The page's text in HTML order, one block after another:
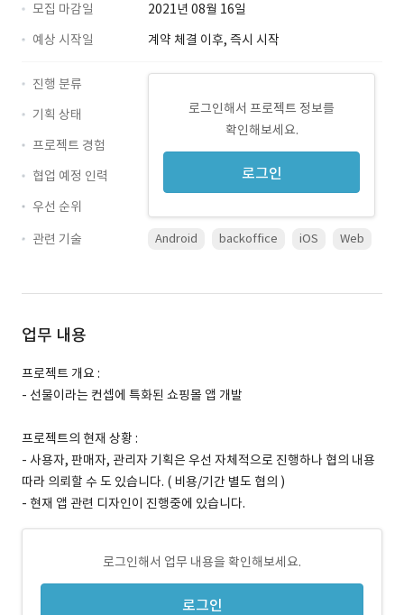
모집 마감일
2021년 08월 16일
예상 시작일
계약 체결 이후, 즉시 시작
로그인해서 프로젝트 정보를
확인해보세요.
로그인
진행 분류
기획 상태
프로젝트 경험
협업 예정 인력
우선 순위
관련 기술
Android backoffice iOS Web
업무 내용
프로젝트 개요 :
- 선물이라는 컨셉에 특화된 쇼핑몰 앱 개발
프로젝트의 현재 상황 :
- 사용자, 판매자, 관리자 기획은 우선 자체적으로 진행하나 협의 내용
따라 의뢰할 수 도 있습니다. ( 비용/기간 별도 협의 )
- 현재 앱 관련 디자인이 진행중에 있습니다.
로그인해서 업무 내용을 확인해보세요.
로그인